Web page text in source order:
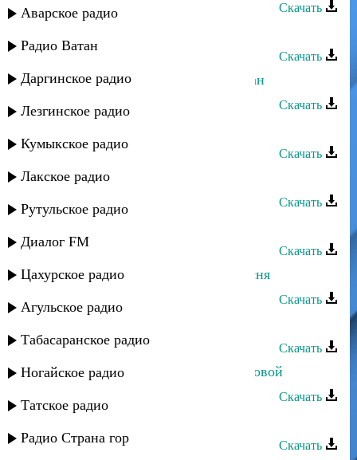
Аварское радио
Радио Ватан
Даргинское радио
Лезгинское радио
Кумыкское радио
Лакское радио
Рутульское радио
Диалог FM
Цахурское радио
Агульское радио
Табасаранское радио
Ногайское радио
Татское радио
Радио Страна гор
Скачать
Скачать
Аслан Гусейнов - Меня зовут Аслан
Скачать
Скачать
Аслан Гусейнов - Джана
Скачать
Скачать
Айдумбек Камилов - Народная песня
Скачать
Скачать
Аслан Гусейнов - Все начнем по новой
Скачать
Скачать